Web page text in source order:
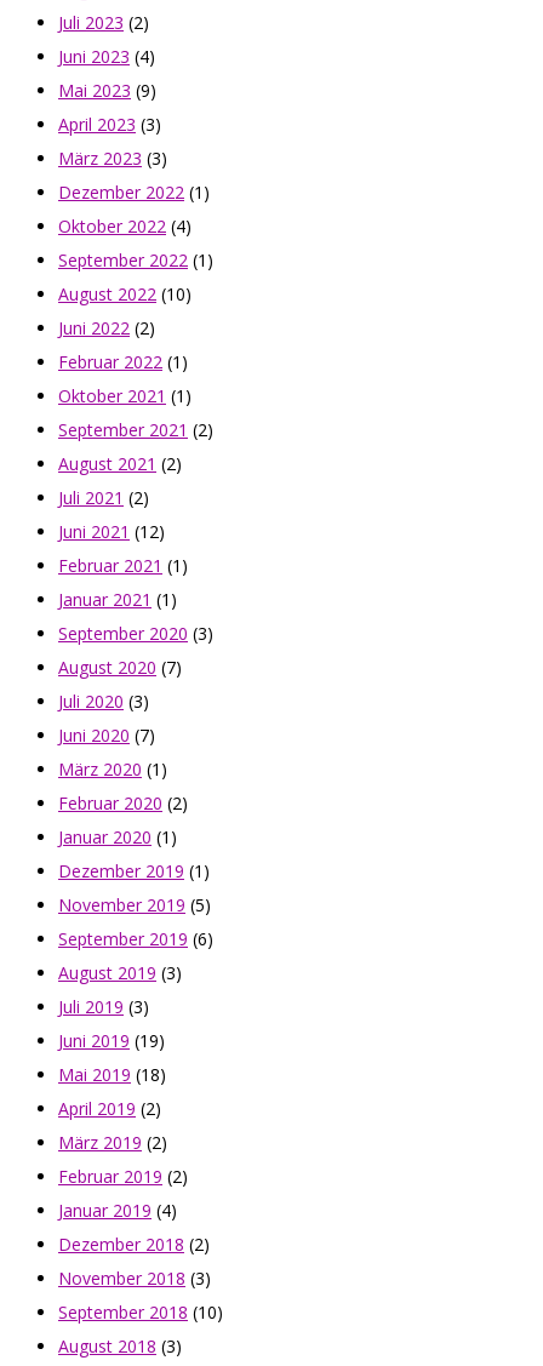
Juli 2023 (2)
Juni 2023 (4)
Mai 2023 (9)
April 2023 (3)
März 2023 (3)
Dezember 2022 (1)
Oktober 2022 (4)
September 2022 (1)
August 2022 (10)
Juni 2022 (2)
Februar 2022 (1)
Oktober 2021 (1)
September 2021 (2)
August 2021 (2)
Juli 2021 (2)
Juni 2021 (12)
Februar 2021 (1)
Januar 2021 (1)
September 2020 (3)
August 2020 (7)
Juli 2020 (3)
Juni 2020 (7)
März 2020 (1)
Februar 2020 (2)
Januar 2020 (1)
Dezember 2019 (1)
November 2019 (5)
September 2019 (6)
August 2019 (3)
Juli 2019 (3)
Juni 2019 (19)
Mai 2019 (18)
April 2019 (2)
März 2019 (2)
Februar 2019 (2)
Januar 2019 (4)
Dezember 2018 (2)
November 2018 (3)
September 2018 (10)
August 2018 (3)